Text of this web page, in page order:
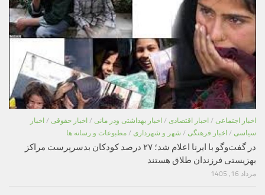
اخبار اجتماعی / اخبار اقتصادی / اخبار بهداشتی ودر مانی / اخبار حقوقی / اخبار
سیاسی / اخبار فرهنگی / شهر و شهرداری / مطبوعات و رسانه ها
در گفت‌وگو با ایرنا اعلام شد؛ ۲۷ درصد کودکان بدسرپرست مراکز
بهزیستی فرزندان طلاق هستند
مرداد 16, 1405